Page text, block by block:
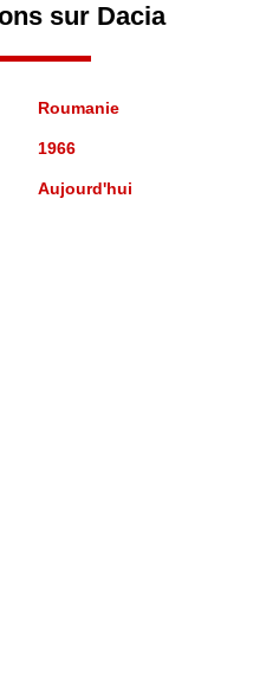
sur Dacia
Roumanie
1966
Aujourd'hui